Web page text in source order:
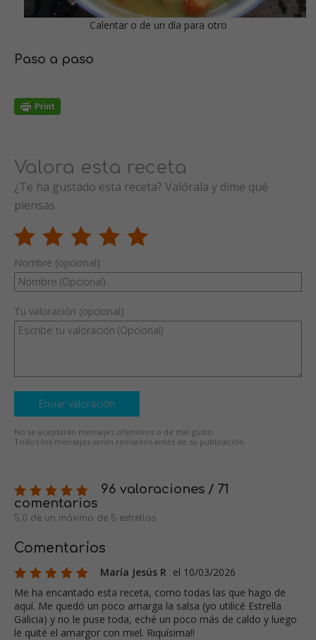
Calentar o de un día para otro
Paso a paso
Valora esta receta
¿Te ha gustado esta receta? Valórala y dime qué
piensas
Nombre (opcional)
Tu valoración (opcional)
Enviar valoración
No se aceptarán mensajes ofensivos o de mal gusto.
Todos los mensajes serán revisados antes de su publicación.
96 valoraciones / 71
comentarios
5,0 de un máximo de 5 estrellas
Comentarios
María Jesús R el 10/03/2026
Me ha encantado esta receta, como todas las que hago de
aquí. Me quedó un poco amarga la salsa (yo utilicé Estrella
Galicia) y no le puse toda, eché un poco más de caldo y luego
le quité el amargor con miel. Riquísima!!